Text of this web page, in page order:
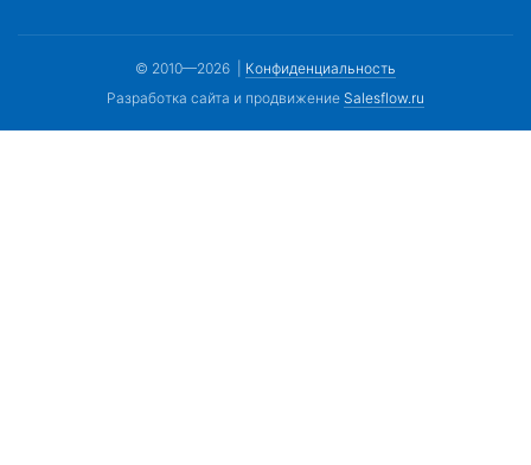
© 2010—2026
Конфиденциальность
Разработка сайта и продвижение Salesflow.ru